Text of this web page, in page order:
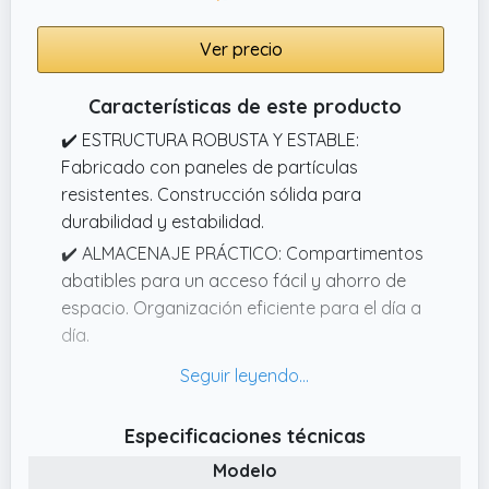
Ver precio
Características de este producto
✔️ ESTRUCTURA ROBUSTA Y ESTABLE:
Fabricado con paneles de partículas
resistentes. Construcción sólida para
durabilidad y estabilidad.
✔️ ALMACENAJE PRÁCTICO: Compartimentos
abatibles para un acceso fácil y ahorro de
espacio. Organización eficiente para el día a
día.
✔️ GRAN CAPACIDAD DE ALMACENAJE:
mantener la entrada ordenada.
✔️ MONTAJE FÁCIL Y RÁPIDO: Se monta
Especificaciones técnicas
Modelo